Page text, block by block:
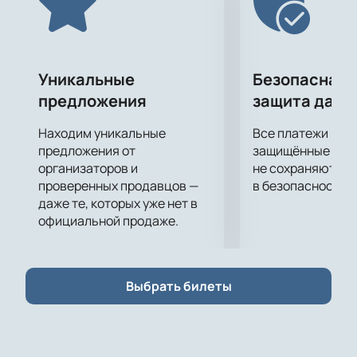
Петербурге!
можно прямо сейчас
на нашем сайте. Не пропустите концерт Сергея
Юбилейный! Будет незабываемо!
Уникальные
предложения
Находим уникальные
предложения от
организаторов и
проверенных продавцов —
даже те, которых уже нет в
официальной продаже.
Безопасная
защита
Все платежи
защищённые
не сохраняются
в безопасности.
Выбрать билеты